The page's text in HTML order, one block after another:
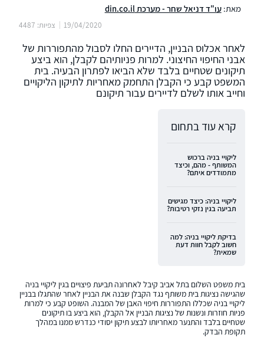
מאת:עו"ד דניאל שחר - מערכת din.co.il
19/04/2020 צפיות: 4487
לאחר אכלוס הבניין, הדיירים החלו לסבול מהתפוררות של
אבני החיפוי החיצוני. למרות פניותיהם לקבלן, הוא ביצע
תיקונים שטחיים בלבד שלא הביאו לפתרון הבעיה. בית
המשפט קבע כי הקבלן התחמק מאחריות לתיקון הליקויים
וחייב אותו לשלם לדיירים עבור תיקונם
קרא עוד בתחום
ליקויי בניה ברכוש
המשותף - מהם, וכיצד
מתמודדים איתם?
ליקויי בניה: כיצד מגישים
תביעה בגין נזקי רטיבות?
בדיקת ליקויי בניה: למה
חשוב לקבל חוות דעת
שמאית?
בית משפט השלום בתל אביב קיבל לאחרונה תביעת פיצויים בגין ליקויי בניה
שהגישה נציגות בית משותף נגד הקבלן שבנה את הבניין לאחר שהתגלו בבניין
ליקויי בניה שכללו התפוררות חיפוי האבן של המבנה. השופט קבע כי למרות
פניות חוזרות ונשנות של נציגות הבניין אל הקבלן, הוא ביצע בו תיקונים
שטחיים בלבד והתנער מאחריותו לבצע תיקון יסודי כנדרש ממנו במהלך
תקופת הבדק.